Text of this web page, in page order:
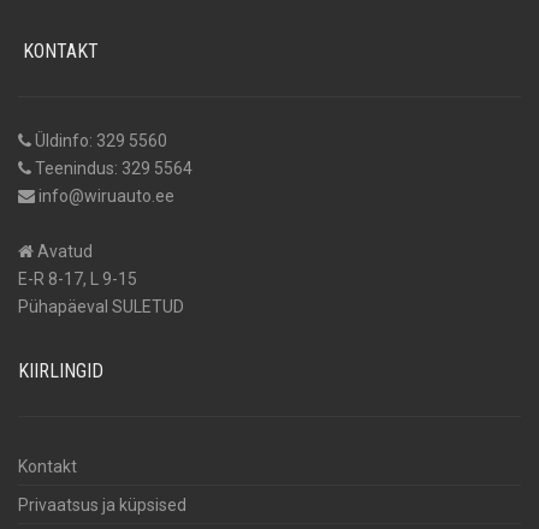
KONTAKT
Üldinfo: 329 5560
Teenindus: 329 5564
info@wiruauto.ee
Avatud
E-R 8-17, L 9-15
Pühapäeval SULETUD
KIIRLINGID
Kontakt
Privaatsus ja küpsised